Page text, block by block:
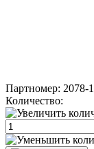
Партномер: 2078-
Количество: